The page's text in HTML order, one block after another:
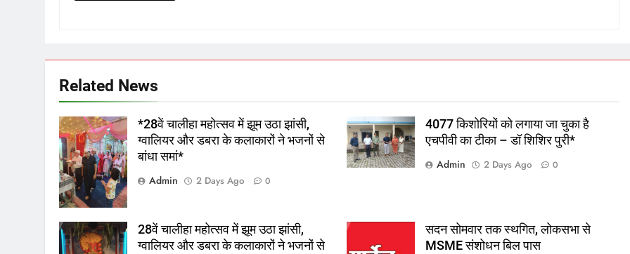
Related News
*28वें चालीहा महोत्सव में झूम उठा झांसी,
ग्वालियर और डबरा के कलाकारों ने भजनों से
बांधा समां*
Admin
2 Days Ago 0
4077 किशोरियों को लगाया जा चुका है
एचपीवी का टीका – डॉ शिशिर पुरी*
Admin
2 Days Ago 0
28वें चालीहा महोत्सव में झूम उठा झांसी,
ग्वालियर और डबरा के कलाकारों ने भजनों से
सदन सोमवार तक स्थगित, लोकसभा से
MSME संशोधन बिल पास